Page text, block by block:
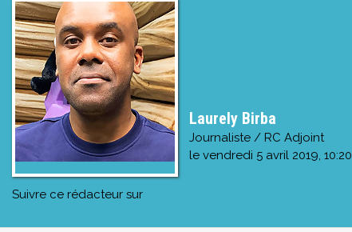
Laurely Birba
Journaliste / RC Adjoint
le vendredi 5 avril 2019, 10:20
Suivre ce rédacteur sur